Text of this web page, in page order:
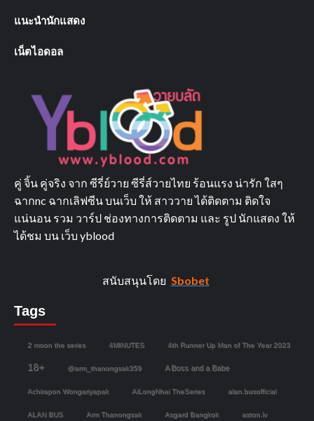
แนะนำนักแสดง
เน็ตไอดอล
คู่ จิ้น คู่จริง จาก ซีรี่ย์วาย ซีรี่ส์วายไทย ร้อนแรง น่ารัก ใสๆ
ฉากnc ฉากเลิฟซีน บนเว็บ ให้ สาววาย ได้ติดตาม ติดใจ
แน่นอน รวม วาร์ป ช่องทางการติดตาม และ รูป นักแสดง ให้
ได้ชม บน เว็บ yblood
สนับสนุนโดย Sbobet
Tags
2 moon the series 4MINUTES 4th Runner Up Man of The Year 2023
18+ @arm_thanongsak359 A Boss and a Babe
Achirapon Wongariyapak AiLongNhai TheSeries alan.busofficial
ALAN BUS Arm Thanongsak Asgard Bangkok aston.lv